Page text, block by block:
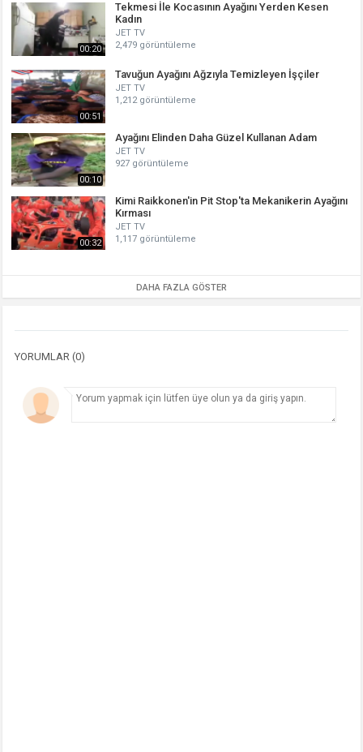
00:20
Tekmesi İle Kocasının Ayağını Yerden Kesen
Kadın
JET TV
2,479 görüntüleme
00:51
Tavuğun Ayağını Ağzıyla Temizleyen İşçiler
JET TV
1,212 görüntüleme
00:10
Ayağını Elinden Daha Güzel Kullanan Adam
JET TV
927 görüntüleme
00:32
Kimi Raikkonen'in Pit Stop'ta Mekanikerin Ayağını
Kırması
JET TV
1,117 görüntüleme
DAHA FAZLA GÖSTER
YORUMLAR (0)